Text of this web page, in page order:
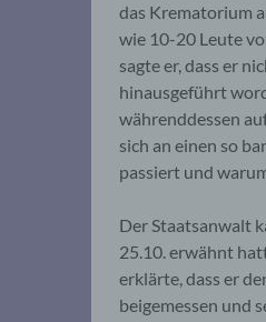
das Krematorium
wie 10-20 Leute
sagte er, dass er
hinausgeführt
währenddessen
sich an einen so
passiert und
Der Staatsanwalt
25.10. erwähnt
erklärte, dass er
beigemessen und